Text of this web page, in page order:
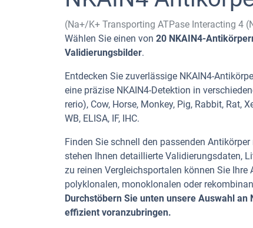
(Na+/K+ Transporting ATPase Interacting 4
Wählen Sie einen von 20 NKAIN4-
Validierungsbilder.
Entdecken Sie zuverlässige NKAIN4-
eine präzise NKAIN4-Detektion in
rerio), Cow, Horse, Monkey, Pig, Rabbit,
WB, ELISA, IF, IHC.
Finden Sie schnell den passenden
stehen Ihnen detaillierte Validierungsdaten,
zu reinen Vergleichsportalen können Sie
polyklonalen, monoklonalen oder
Durchstöbern Sie unten unsere Auswahl
effizient voranzubringen.